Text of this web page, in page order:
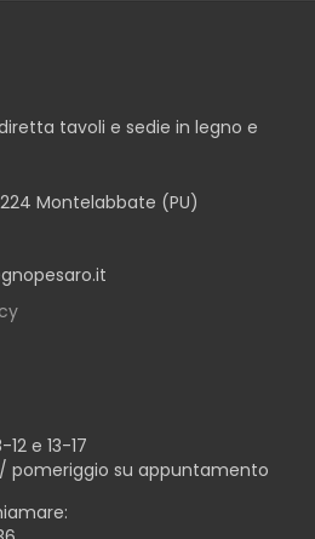
tavoli e sedie in legno e
Montelabbate (PU)
e 13-17
pomeriggio su appuntamento